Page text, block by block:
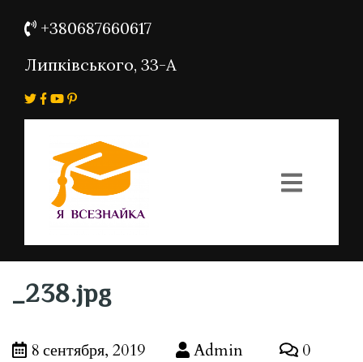
+380687660617
Липківського, 33-А
_238.jpg
8 сентября, 2019 Admin
0